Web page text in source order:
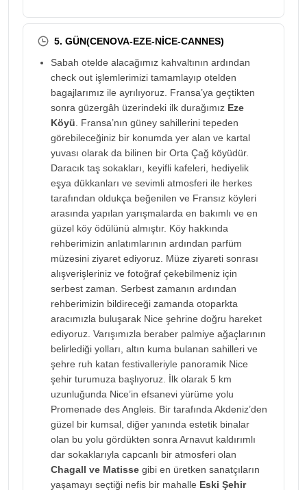
5. GÜN(CENOVA-EZE-NİCE-CANNES)
Sabah otelde alacağımız kahvaltının ardından
check out işlemlerimizi tamamlayıp otelden
bagajlarımız ile ayrılıyoruz. Fransa’ya geçtikten
sonra güzergâh üzerindeki ilk durağımız Eze
Köyü . Fransa’nın güney sahillerini tepeden
görebileceğiniz bir konumda yer alan ve kartal
yuvası olarak da bilinen bir Orta Çağ köyüdür.
Daracık taş sokakları, keyifli kafeleri, hediyelik
eşya dükkanları ve sevimli atmosferi ile herkes
tarafından oldukça beğenilen ve Fransız köyleri
arasında yapılan yarışmalarda en bakımlı ve en
güzel köy ödülünü almıştır. Köy hakkında
rehberimizin anlatımlarının ardından parfüm
müzesini ziyaret ediyoruz. Müze ziyareti sonrası
alışverişleriniz ve fotoğraf çekebilmeniz için
serbest zaman. Serbest zamanın ardından
rehberimizin bildireceği zamanda otoparkta
aracımızla buluşarak Nice şehrine doğru hareket
ediyoruz. Varışımızla beraber palmiye ağaçlarının
belirlediği yolları, altın kuma bulanan sahilleri ve
şehre ruh katan festivalleriyle panoramik Nice
şehir turumuza başlıyoruz. İlk olarak 5 km
uzunluğunda Nice’in efsanevi yürüme yolu
Promenade des Angleis. Bir tarafında Akdeniz’den
güzel bir kumsal, diğer yanında estetik binalar
olan bu yolu gördükten sonra Arnavut kaldırımlı
dar sokaklarıyla capcanlı bir atmosferi olan
Chagall ve Matisse gibi en üretken sanatçıların
yaşamayı seçtiği nefis bir mahalle Eski Şehir